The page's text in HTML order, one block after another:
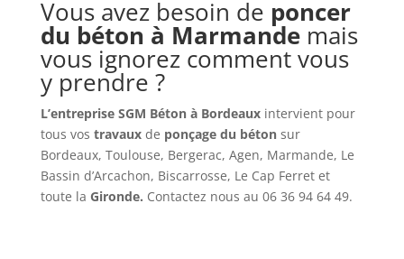
Vous avez besoin de poncer
du béton à Marmandemais
vous ignorez comment vous
y prendre ?
L’entreprise SGM Béton à Bordeauxintervient pour
tous vos travauxde ponçage du béton sur
Bordeaux, Toulouse, Bergerac, Agen, Marmande, Le
Bassin d’Arcachon, Biscarrosse, Le Cap Ferret et
toute la Gironde. Contactez nous au 06 36 94 64 49.